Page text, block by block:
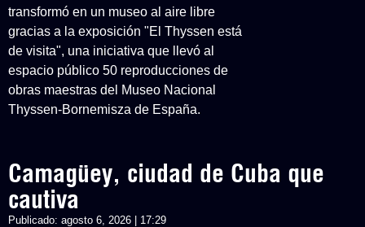
transformó en un museo al aire libre
gracias a la exposición "El Thyssen está
de visita", una iniciativa que llevó al
espacio público 50 reproducciones de
obras maestras del Museo Nacional
Thyssen-Bornemisza de España.
Camagüey, ciudad de Cuba que
cautiva
Publicado: agosto 6, 2026 | 17:29